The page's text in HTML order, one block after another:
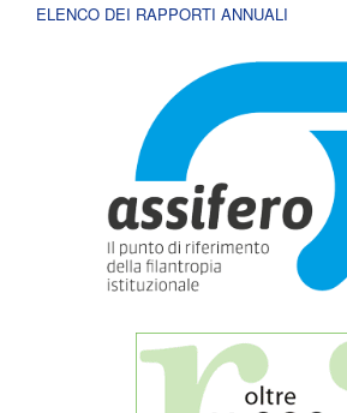
ELENCO DEI RAPPORTI ANNUALI